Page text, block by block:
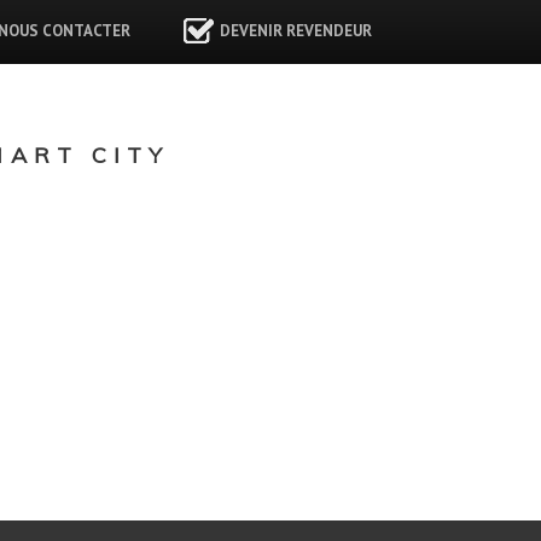
CONTACTER DEVENIR REVENDEUR
CITY